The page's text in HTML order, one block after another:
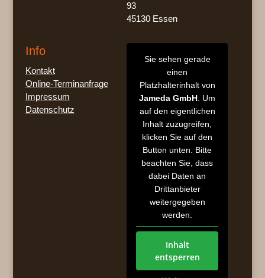
93
45130 Essen
Info
Kontakt
Online-Terminanfrage
Impressum
Datenschutz
Sie sehen gerade
einen
Platzhalterinhalt von
Jameda GmbH . Um
auf den eigentlichen
Inhalt zuzugreifen,
klicken Sie auf den
Button unten. Bitte
beachten Sie, dass
dabei Daten an
Drittanbieter
weitergegeben
werden.
Inhalt
entsperren